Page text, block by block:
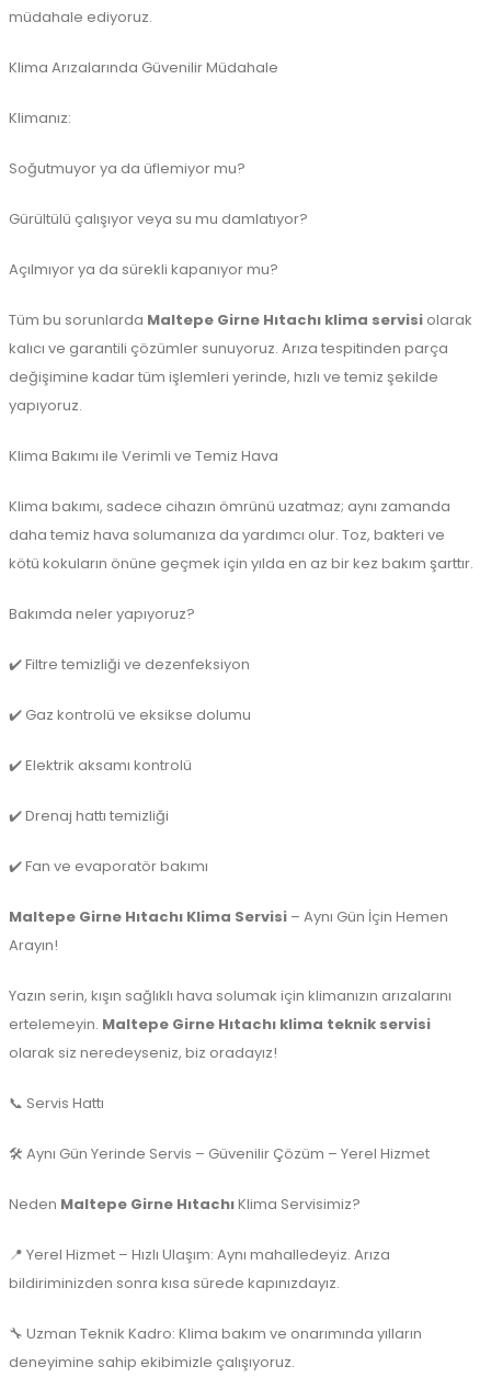
müdahale ediyoruz.
Klima Arızalarında Güvenilir Müdahale
Klimanız:
Soğutmuyor ya da üflemiyor mu?
Gürültülü çalışıyor veya su mu damlatıyor?
Açılmıyor ya da sürekli kapanıyor mu?
Tüm bu sorunlarda Maltepe Girne Hıtachı klima servisi olarak
kalıcı ve garantili çözümler sunuyoruz. Arıza tespitinden parça
değişimine kadar tüm işlemleri yerinde, hızlı ve temiz şekilde
yapıyoruz.
Klima Bakımı ile Verimli ve Temiz Hava
Klima bakımı, sadece cihazın ömrünü uzatmaz; aynı zamanda
daha temiz hava solumanıza da yardımcı olur. Toz, bakteri ve
kötü kokuların önüne geçmek için yılda en az bir kez bakım şarttır.
Bakımda neler yapıyoruz?
✔️ Filtre temizliği ve dezenfeksiyon
✔️ Gaz kontrolü ve eksikse dolumu
✔️ Elektrik aksamı kontrolü
✔️ Drenaj hattı temizliği
✔️ Fan ve evaporatör bakımı
Maltepe Girne Hıtachı Klima Servisi – Aynı Gün İçin Hemen
Arayın!
Yazın serin, kışın sağlıklı hava solumak için klimanızın arızalarını
ertelemeyin. Maltepe Girne Hıtachı klima teknik servisi
olarak siz neredeyseniz, biz oradayız!
📞 Servis Hattı
🛠️ Aynı Gün Yerinde Servis – Güvenilir Çözüm – Yerel Hizmet
Neden Maltepe Girne HıtachıKlima Servisimiz?
📍 Yerel Hizmet – Hızlı Ulaşım: Aynı mahalledeyiz. Arıza
bildiriminizden sonra kısa sürede kapınızdayız.
🔧 Uzman Teknik Kadro: Klima bakım ve onarımında yılların
deneyimine sahip ekibimizle çalışıyoruz.